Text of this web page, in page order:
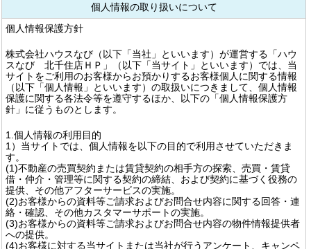
個人情報の取り扱いについて
個人情報保護方針
株式会社ハウスなび（以下「当社」といいます）が運営する「ハウ
スなび 北千住店ＨＰ」（以下「当サイト」といいます）では、当
サイトをご利用のお客様からお預かりするお客様個人に関する情報
（以下「個人情報」といいます）の取扱いにつきまして、個人情報
保護に関する各法令等を遵守するほか、以下の「個人情報保護方
針」に従うものとします。
1.個人情報の利用目的
1）当サイトでは、個人情報を以下の目的で利用させていただきま
す。
(1)不動産の売買契約または賃貸契約の相手方の探索、売買・賃貸
借・仲介・管理等に関する契約の締結、および契約に基づく役務の
提供、その他アフターサービスの実施。
(2)お客様からの資料等ご請求およびお問合せ内容に関する回答・連
絡・確認、その他カスタマーサポートの実施。
(3)お客様からの資料等ご請求およびお問合せ内容の物件情報提供者
への提供。
(4)お客様に対する当サイトまたは当社が行うアンケート、キャンペ